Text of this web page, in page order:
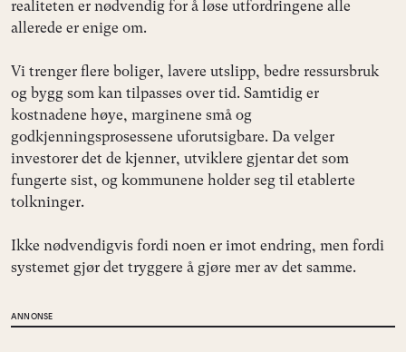
realiteten er nødvendig for å løse utfordringene alle
allerede er enige om.
Vi trenger flere boliger, lavere utslipp, bedre ressursbruk
og bygg som kan tilpasses over tid. Samtidig er
kostnadene høye, marginene små og
godkjenningsprosessene uforutsigbare. Da velger
investorer det de kjenner, utviklere gjentar det som
fungerte sist, og kommunene holder seg til etablerte
tolkninger.
Ikke nødvendigvis fordi noen er imot endring, men fordi
systemet gjør det tryggere å gjøre mer av det samme.
ANNONSE